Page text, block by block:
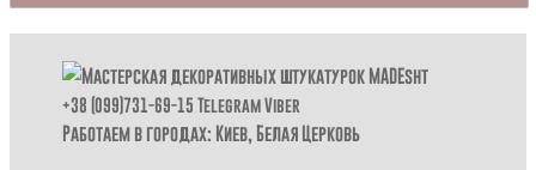
+38 (099)731-69-15 TelegramViber
Работаем в городах: Киев,Белая Церковь